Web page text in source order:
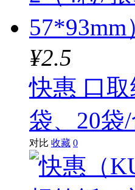
¥2.5
快惠 口
袋、20袋
对比 收藏 0